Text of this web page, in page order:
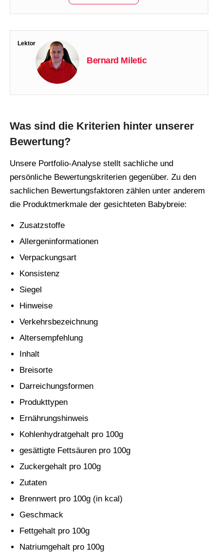
Lektor
Bernard Miletic
Was sind die Kriterien hinter unserer
Bewertung?
Unsere Portfolio-Analyse stellt sachliche und
persönliche Bewertungskriterien gegenüber. Zu den
sachlichen Bewertungsfaktoren zählen unter anderem
die Produktmerkmale der gesichteten Babybreie:
Zusatzstoffe
Allergeninformationen
Verpackungsart
Konsistenz
Siegel
Hinweise
Verkehrsbezeichnung
Altersempfehlung
Inhalt
Breisorte
Darreichungsformen
Produkttypen
Ernährungshinweis
Kohlenhydratgehalt pro 100g
gesättigte Fettsäuren pro 100g
Zuckergehalt pro 100g
Zutaten
Brennwert pro 100g (in kcal)
Geschmack
Fettgehalt pro 100g
Natriumgehalt pro 100g